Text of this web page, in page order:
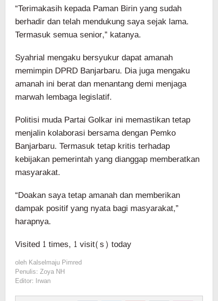
“Terimakasih kepada Paman Birin yang sudah
berhadir dan telah mendukung saya sejak lama.
Termasuk semua senior,” katanya.
Syahrial mengaku bersyukur dapat amanah
memimpin DPRD Banjarbaru. Dia juga mengaku
amanah ini berat dan menantang demi menjaga
marwah lembaga legislatif.
Politisi muda Partai Golkar ini memastikan tetap
menjalin kolaborasi bersama dengan Pemko
Banjarbaru. Termasuk tetap kritis terhadap
kebijakan pemerintah yang dianggap memberatkan
masyarakat.
“Doakan saya tetap amanah dan memberikan
dampak positif yang nyata bagi masyarakat,”
harapnya.
Visited 1 times, 1 visit(s) today
oleh Kalselmaju Pimred
Penulis: Zoya NH
Editor: Irwan